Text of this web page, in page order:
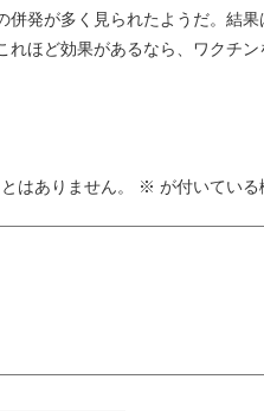
併発が多く見られたようだ。結
れほど効果があるなら、ワクチ
はありません。 ※ が付いてい